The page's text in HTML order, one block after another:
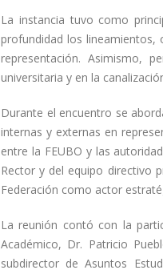
La instancia tuvo como
profundidad los lineamientos,
representación. Asimismo,
universitaria y en la
Durante el encuentro se
internas y externas en
entre la FEUBO y las
Rector y del equipo directivo
Federación como actor
La reunión contó con la
Académico, Dr. Patricio
subdirector de Asuntos